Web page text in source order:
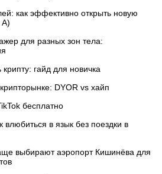
как эффективно открыть новую
А)
для разных зон тела:
гайд для новичка
DYOR vs хайп
бесплатно
влюбиться в язык без поездки в
выбирают аэропорт Кишинёва для